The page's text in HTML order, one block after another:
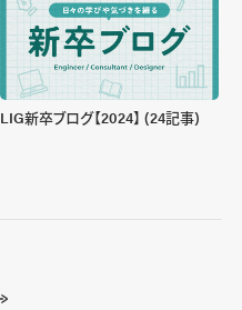
LIG新卒ブログ【2024】 (24記事)